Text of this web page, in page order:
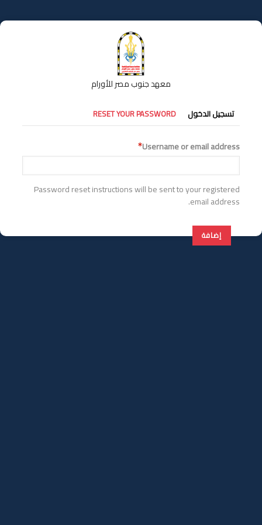
إلى
المحتوى
معهد جنوب مصر للأورام
التبويبات
الأساسية
تسجيل الدخول RESET YOUR PASSWORD
Username or email address
Password reset instructions will be sent to your registered
email address.